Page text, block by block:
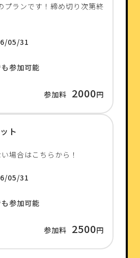
プランです！締め切り次第終
05/31
参加可能
参加料 2000円
ト
場合はこちらから！
05/31
参加可能
参加料 2500円